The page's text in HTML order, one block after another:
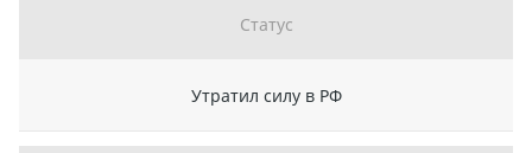
Статус
Утратил силу в РФ